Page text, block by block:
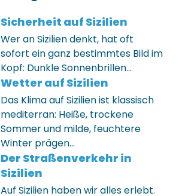
Sicherheit auf Sizilien
Wer an Sizilien denkt, hat oft
sofort ein ganz bestimmtes Bild im
Kopf: Dunkle Sonnenbrillen…
Wetter auf Sizilien
Das Klima auf Sizilien ist klassisch
mediterran: Heiße, trockene
Sommer und milde, feuchtere
Winter prägen…
Der Straßenverkehr in
Sizilien
Auf Sizilien haben wir alles erlebt.